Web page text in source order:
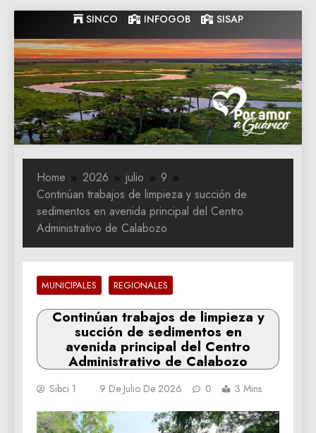
to
content
SINCO INFOGOB SISAP
Gobernacion
de Guarico
Gobernacion de Guarico
Home 2026 julio
9
Continúan trabajos de limpieza y succión de
sedimentos en avenida principal del Centro
Administrativo de Calabozo
MUNICIPALES REGIONALES
Continúan trabajos de limpieza y
succión de sedimentos en
avenida principal del Centro
Administrativo de Calabozo
Sibci 1 9 De Julio De 2026 0 3 Mins